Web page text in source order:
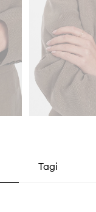
Tagi